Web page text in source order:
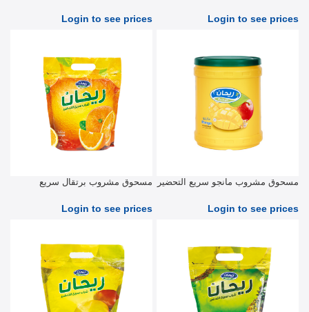
Login to see prices
Login to see prices
مسحوق مشروب مانجو سريع التحضير
Login to see prices
مسحوق مشروب برتقال سريع
Login to see prices